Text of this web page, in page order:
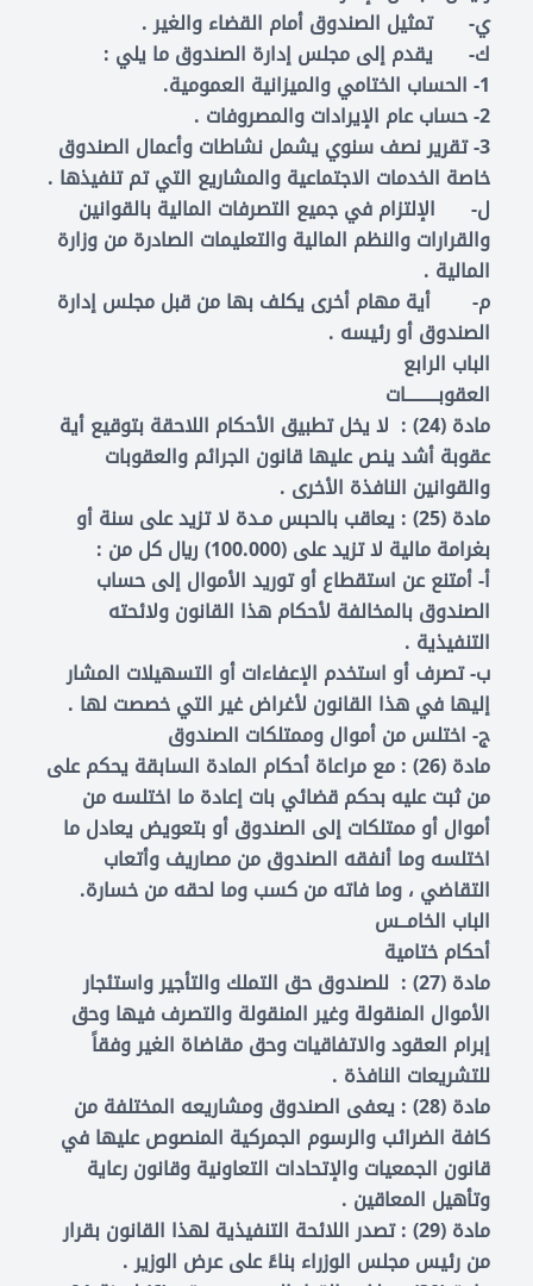
‌ي- تمثيل الصندوق أمام القضاء والغير .
‌ك- يقدم إلى مجلس إدارة الصندوق ما يلي :
1- الحساب الختامي والميزانية العمومية.
2- حساب عام الإيرادات والمصروفات .
3- تقرير نصف سنوي يشمل نشاطات وأعمال الصندوق
خاصة الخدمات الاجتماعية والمشاريع التي تم تنفيذها .
‌ل- الإلتزام في جميع التصرفات المالية بالقوانين
والقرارات والنظم المالية والتعليمات الصادرة من وزارة
المالية .
‌م- أية مهام أخرى يكلف بها من قبل مجلس إدارة
الصندوق أو رئيسه .
الباب الرابع
العقوبـــــــــات
مادة (24) : لا يخل تطبيق الأحكام اللاحقة بتوقيع أية
عقوبة أشد ينص عليها قانون الجرائم والعقوبات
والقوانين النافذة الأخرى .
مادة (25) : يعاقب بالحبس مـدة لا تزيد على سنة أو
بغرامة مالية لا تزيد على (100.000) ريال كل من :
أ- أمتنع عن استقطاع أو توريد الأموال إلى حساب
الصندوق بالمخالفة لأحكام هذا القانون ولائحته
التنفيذية .
ب- تصرف أو استخدم الإعفاءات أو التسهيلات المشار
إليها في هذا القانون لأغراض غير التي خصصت لها .
ج- اختلس من أموال وممتلكات الصندوق
مادة (26) : مع مراعاة أحكام المادة السابقة يحكم على
من ثبت عليه بحكم قضائي بات إعادة ما اختلسه من
أموال أو ممتلكات إلى الصندوق أو بتعويض يعادل ما
اختلسه وما أنفقه الصندوق من مصاريف وأتعاب
التقاضي ، وما فاته من كسب وما لحقه من خسارة.
الباب الخامــس
أحكام ختامية
مادة (27) : للصندوق حق التملك والتأجير واستئجار
الأموال المنقولة وغير المنقولة والتصرف فيها وحق
إبرام العقود والاتفاقيات وحق مقاضاة الغير وفقاً
للتشريعات النافذة .
مادة (28) : يعفى الصندوق ومشاريعه المختلفة من
كافة الضرائب والرسوم الجمركية المنصوص عليها في
قانون الجمعيات والإتحادات التعاونية وقانون رعاية
وتأهيل المعاقين .
مادة (29) : تصدر اللائحة التنفيذية لهذا القانون بقرار
من رئيس مجلس الوزراء بناءً على عرض الوزير .